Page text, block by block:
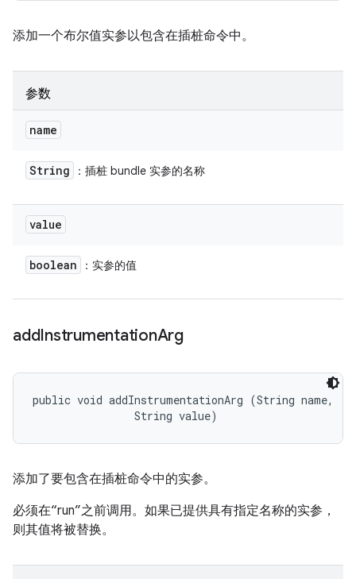
添加一个布尔值实参以包含在插桩命令中。
参数
name
String ：插桩 bundle 实参的名称
value
boolean ：实参的值
addInstrumentationArg
public void addInstrumentationArg (String name,
                String value)
添加了要包含在插桩命令中的实参。
必须在“run”之前调用。如果已提供具有指定名称的实参，
则其值将被替换。